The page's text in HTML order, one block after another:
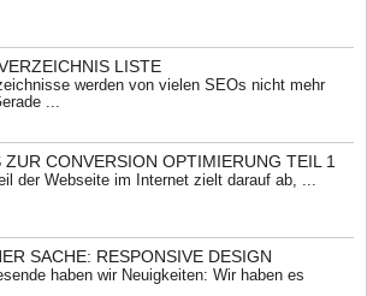
LISTE
werden von vielen SEOs nicht mehr
...
ZUR CONVERSION OPTIMIERUNG TEIL 1
der Webseite im Internet zielt darauf ab, ...
SACHE: RESPONSIVE DESIGN
haben wir Neuigkeiten: Wir haben es